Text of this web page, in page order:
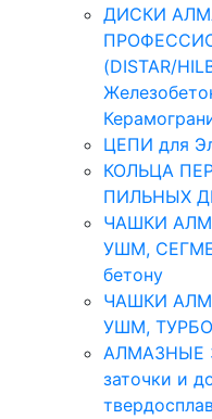
ДИСКИ
(DISTAR/
ЦЕПИ для
КОЛЬЦА
ПИЛЬНЫХ
ЧАШКИ
УШМ,
бетону
ЧАШКИ
УШМ, ТУРБО
АЛМАЗНЫЕ
заточки и